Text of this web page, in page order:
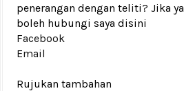
penerangan dengan teliti? Jika ya
boleh hubungi saya disini
Facebook
Email
Rujukan tambahan